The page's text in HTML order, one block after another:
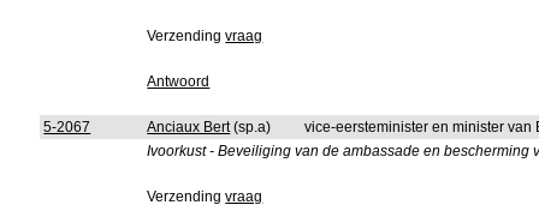
Verzendingvraag
Antwoord
5-2067 Anciaux Bert(sp.a)
vice-eersteminister en minister
Ivoorkust - Beveiliging van de ambassade en
Verzendingvraag